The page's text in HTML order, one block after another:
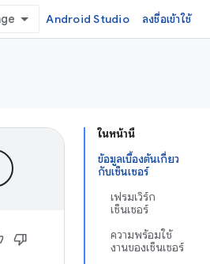
Android Studio ลงชื่อเข้าใช้
ในหน้านี้
ข้อมูลเบื้องต้นเกี่ยว
กับเซ็นเซอร์
เฟรมเวิร์ก
เซ็นเซอร์
ความพร้อมใช้
งานของเซ็นเซอร์